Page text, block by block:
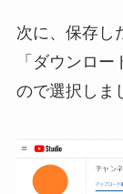
次に、保存し
「ダウンロ
ので選択しま